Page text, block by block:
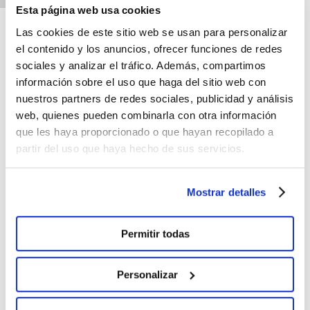
Esta página web usa cookies
Las cookies de este sitio web se usan para personalizar
el contenido y los anuncios, ofrecer funciones de redes
sociales y analizar el tráfico. Además, compartimos
información sobre el uso que haga del sitio web con
nuestros partners de redes sociales, publicidad y análisis
web, quienes pueden combinarla con otra información
que les haya proporcionado o que hayan recopilado a
partir del uso que haya hecho de sus servicios.
Mostrar detalles
Permitir todas
Personalizar